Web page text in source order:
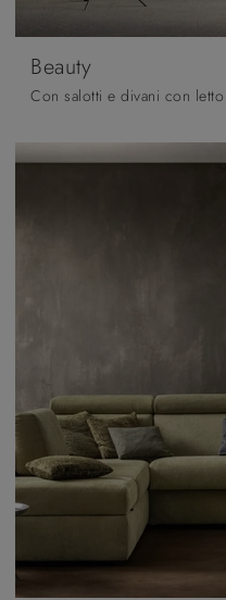
Beauty